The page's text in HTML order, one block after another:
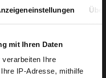
mit Ihren Daten
verarbeiten Ihre
IP-Adresse, mithilfe
zu
Pumpen